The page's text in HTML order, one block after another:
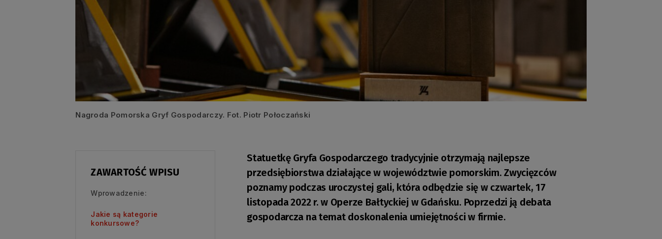
Nagroda Pomorska Gryf Gospodarczy. Fot. Piotr Połoczański
ZAWARTOŚĆ WPISU
Wprowadzenie:
Jakie są kategorie
konkursowe?
Statuetkę Gryfa Gospodarczego tradycyjnie otrzymają najlepsze
przedsiębiorstwa działające w województwie pomorskim. Zwycięzców
poznamy podczas uroczystej gali, która odbędzie się w czwartek, 17
listopada 2022 r. w Operze Bałtyckiej w Gdańsku. Poprzedzi ją debata
gospodarcza na temat doskonalenia umiejętności w firmie.